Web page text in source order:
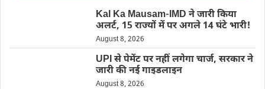
Kal Ka Mausam-IMD ने जारी किया
अलर्ट, 15 राज्यों में पर अगले 14 घंटे भारी!
August 8, 2026
UPI से पेमेंट पर नहीं लगेगा चार्ज, सरकार ने
जारी की नई गाइडलाइन
August 8, 2026